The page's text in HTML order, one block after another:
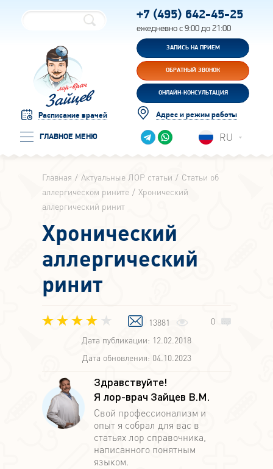
Расписание врачей
ГЛАВНОЕ МЕНЮ
+7 (495) 642-45-25
ежедневно с 9:00 до 21:00
ЗАПИСЬ НА ПРИЕМ
ОБРАТНЫЙ ЗВОНОК
ОНЛАЙН-КОНСУЛЬТАЦИЯ
Адрес и режим работы
RU
Главная Актуальные ЛОР статьи
Статьи об
аллергическом рините
Хронический
аллергический ринит
Хронический
аллергический
ринит
Дата публикации: 12.02.2018
Дата обновления: 04.10.2023
13881 0
Здравствуйте!
Я лор-врач Зайцев В.М.
Свой профессионализм и
опыт я собрал для вас в
статьях лор справочника,
написанного понятным
языком.